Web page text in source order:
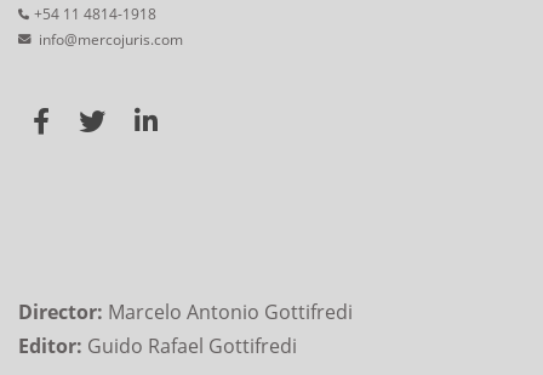
+54 11 4814-1918
info@mercojuris.com
Director: Marcelo Antonio Gottifredi
Editor: Guido Rafael Gottifredi